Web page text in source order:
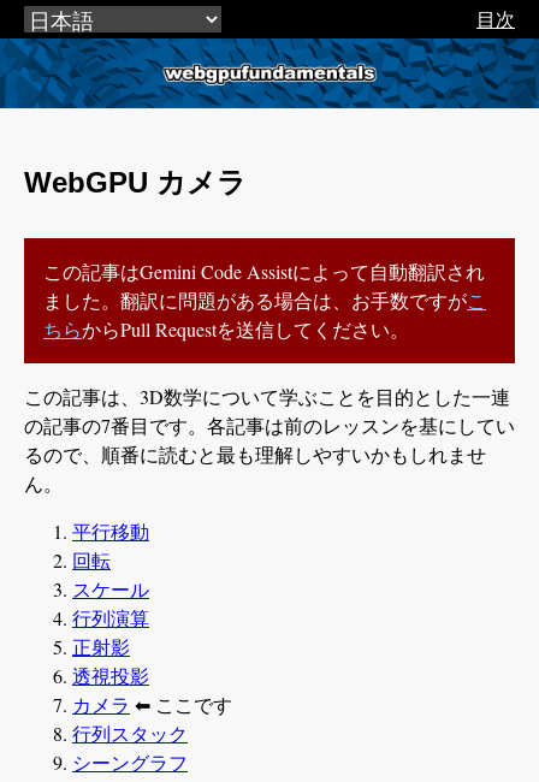
目次
webgpufundamentals.org
WebGPU カメラ
この記事はGemini Code Assistによって自動翻訳され
ました。翻訳に問題がある場合は、お手数ですがこ
ちらからPull Requestを送信してください。
この記事は、3D数学について学ぶことを目的とした一連
の記事の7番目です。各記事は前のレッスンを基にしてい
るので、順番に読むと最も理解しやすいかもしれませ
ん。
平行移動
回転
スケール
行列演算
正射影
透視投影
カメラ ⬅ ここです
行列スタック
シーングラフ